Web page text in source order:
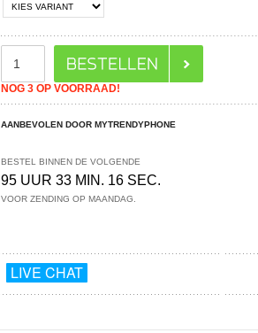
NOG 3 OP VOORRAAD!
AANBEVOLEN DOOR MYTRENDYPHONE
BESTEL BINNEN DE VOLGENDE
95 UUR 33 MIN. 16 SEC.
VOOR ZENDING OP MAANDAG.
LIVE CHAT